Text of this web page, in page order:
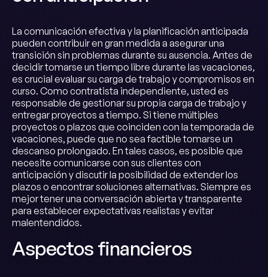
La comunicación efectiva y la planificación anticipada
pueden contribuir en gran medida a asegurar una
transición sin problemas durante su ausencia. Antes de
decidir tomarse un tiempo libre durante las vacaciones,
es crucial evaluar su carga de trabajo y compromisos en
curso. Como contratista independiente, usted es
responsable de gestionar su propia carga de trabajo y
entregar proyectos a tiempo. Si tiene múltiples
proyectos o plazos que coinciden con la temporada de
vacaciones, puede que no sea factible tomarse un
descanso prolongado. En tales casos, es posible que
necesite comunicarse con sus clientes con
anticipación y discutir la posibilidad de extender los
plazos o encontrar soluciones alternativas. Siempre es
mejor tener una conversación abierta y transparente
para establecer expectativas realistas y evitar
malentendidos.
Aspectos financieros